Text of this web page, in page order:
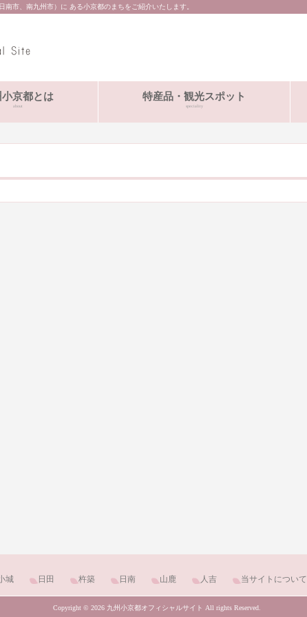
市、南九州市）に ある小京都のまちをご紹介いたします。
小京都とは
about
特産品・観光スポット
speciality
城 日田 杵築 日南 山鹿 人吉 当サイトについて
Copyright © 2026 九州小京都オフィシャルサイト All rights Reserved.